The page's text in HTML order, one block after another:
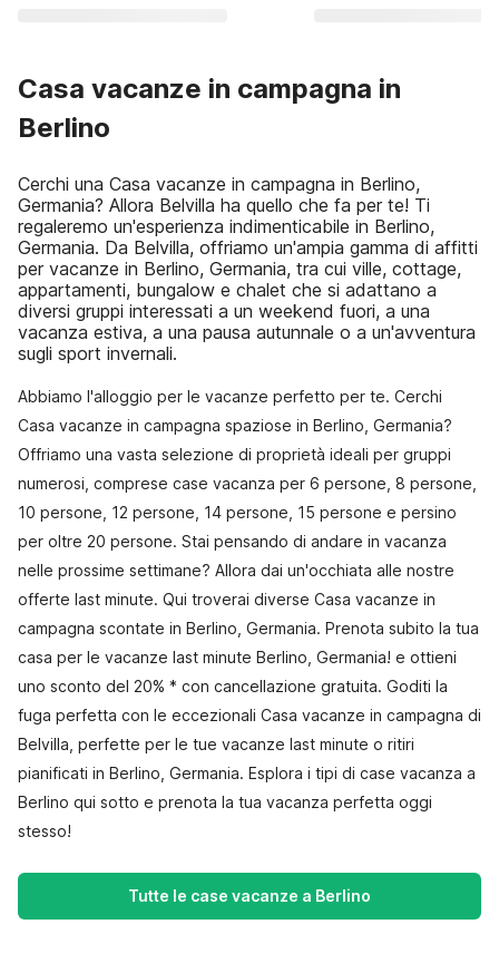
Casa vacanze in campagna in
Berlino
Cerchi una Casa vacanze in campagna in Berlino,
Germania? Allora Belvilla ha quello che fa per te! Ti
regaleremo un'esperienza indimenticabile in Berlino,
Germania. Da Belvilla, offriamo un'ampia gamma di affitti
per vacanze in Berlino, Germania, tra cui ville, cottage,
appartamenti, bungalow e chalet che si adattano a
diversi gruppi interessati a un weekend fuori, a una
vacanza estiva, a una pausa autunnale o a un'avventura
sugli sport invernali.
Abbiamo l'alloggio per le vacanze perfetto per te. Cerchi
Casa vacanze in campagna spaziose in Berlino, Germania?
Offriamo una vasta selezione di proprietà ideali per gruppi
numerosi, comprese case vacanza per 6 persone, 8 persone,
10 persone, 12 persone, 14 persone, 15 persone e persino
per oltre 20 persone. Stai pensando di andare in vacanza
nelle prossime settimane? Allora dai un'occhiata alle nostre
offerte last minute. Qui troverai diverse Casa vacanze in
campagna scontate in Berlino, Germania. Prenota subito la tua
casa per le vacanze last minute Berlino, Germania! e ottieni
uno sconto del 20% * con cancellazione gratuita. Goditi la
fuga perfetta con le eccezionali Casa vacanze in campagna di
Belvilla, perfette per le tue vacanze last minute o ritiri
pianificati in Berlino, Germania. Esplora i tipi di case vacanza a
Berlino qui sotto e prenota la tua vacanza perfetta oggi
stesso!
Tutte le case vacanze a Berlino